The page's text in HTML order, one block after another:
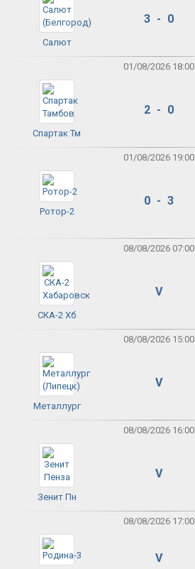
Салют
3 - 0
01/08/2026 18:00
Спартак Тм
2 - 0
01/08/2026 19:00
Ротор-2
0 - 3
08/08/2026 07:00
СКА-2 Хб
V
08/08/2026 15:00
Металлург
V
08/08/2026 16:00
Зенит Пн
V
08/08/2026 17:00
V